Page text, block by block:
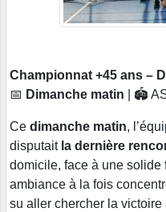
Championnat +45 ans –
📅 Dimanche matin | 🏟️
Ce dimanche matin,
disputait la dernière
domicile, face à une solide
ambiance à la fois
su aller chercher la victoire